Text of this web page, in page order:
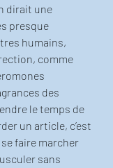
dirait une
presque
humains,
comme
des
le temps de
un article, c’est
faire marcher
sans